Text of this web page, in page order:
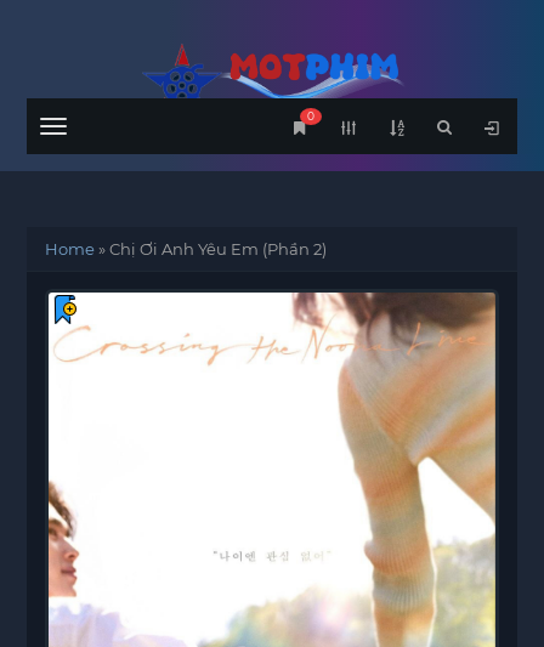
Menu
0
Home»Chị Ơi Anh Yêu Em (Phần 2)